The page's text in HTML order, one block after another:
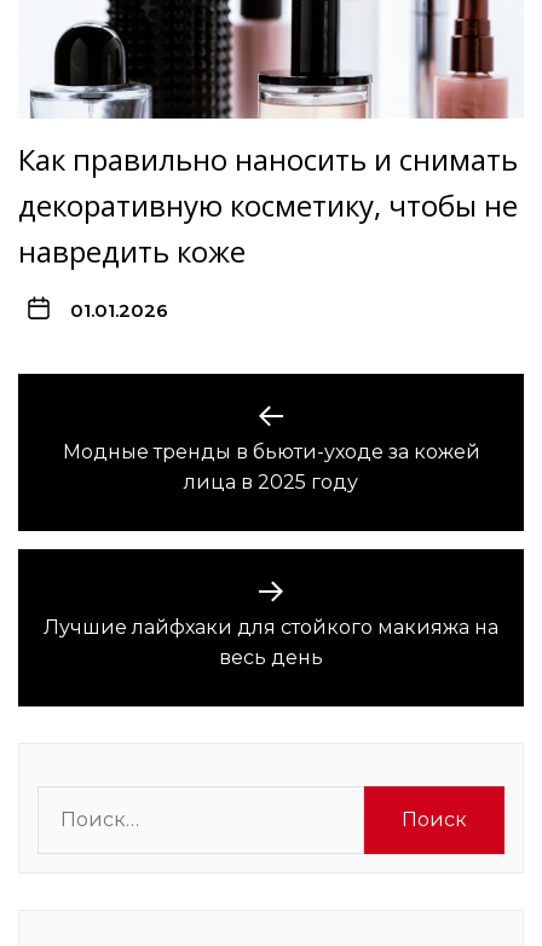
Как правильно наносить и снимать
декоративную косметику, чтобы не
навредить коже
01.01.2026
Предыдущая
запись:
Модные тренды в бьюти-уходе за кожей
лица в 2025 году
Следующая
запись:
Лучшие лайфхаки для стойкого макияжа на
весь день